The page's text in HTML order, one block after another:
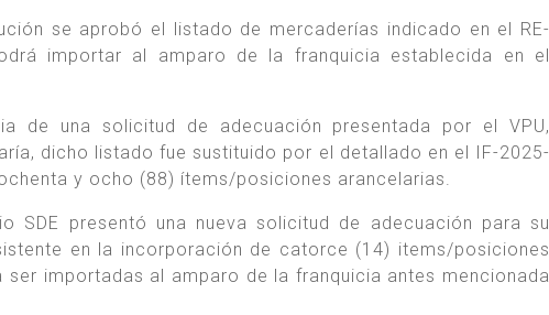
se aprobó el listado de mercaderías indicado en el RE-
importar al amparo de la franquicia establecida en el
de una solicitud de adecuación presentada por el VPU,
dicho listado fue sustituido por el detallado en el IF-2025-
y ocho (88) ítems/posiciones arancelarias.
SDE presentó una nueva solicitud de adecuación para su
en la incorporación de catorce (14) items/posiciones
importadas al amparo de la franquicia antes mencionada